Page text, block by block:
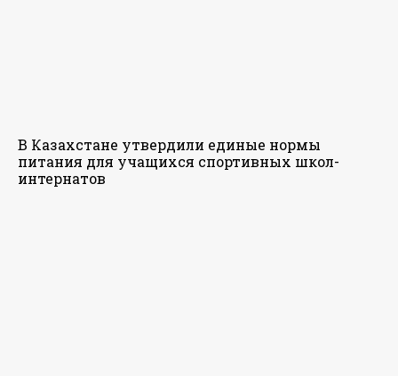
В Казахстане утвердили единые нормы
питания для учащихся спортивных школ-
интернатов